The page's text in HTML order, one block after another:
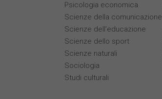
Psicologia economica
Scienze della comunicazione
Scienze dell’educazione
Scienze dello sport
Scienze naturali
Sociologia
Studi culturali